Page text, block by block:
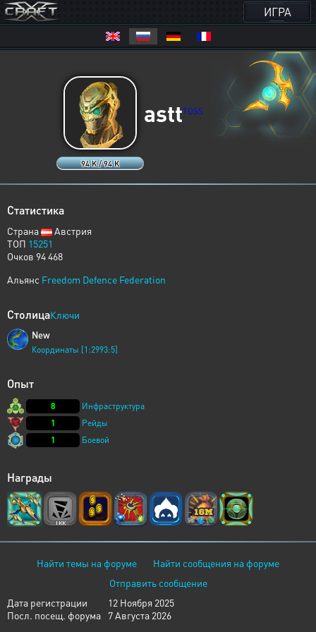
ИГРА
94 K / 94 K
asttTOSS
Статистика
Страна
Австрия
ТОП 15251
Очков 94 468
Альянс Freedom Defence Federation
СтолицаКлючи
New
Координаты [1:2993:5]
Опыт
8
Инфраструктура
1
Рейды
1
Боевой
Награды
Найти темы на форуме
Найти сообщения на форуме
Отправить сообщение
Дата регистрации
12 Ноября 2025
Посл. посещ. форума
7 Августа 2026